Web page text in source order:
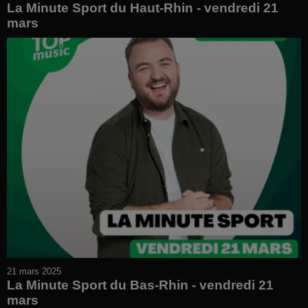
La Minute Sport du Haut-Rhin - vendredi 21
mars
21 mars 2025
La Minute Sport du Bas-Rhin - vendredi 21
mars